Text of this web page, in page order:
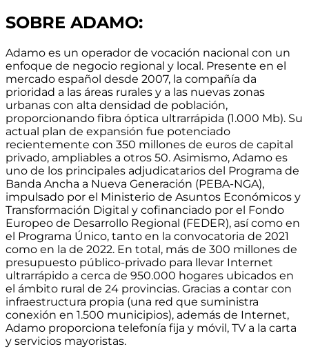
SOBRE ADAMO:
Adamo es un operador de vocación nacional con un
enfoque de negocio regional y local. Presente en el
mercado español desde 2007, la compañía da
prioridad a las áreas rurales y a las nuevas zonas
urbanas con alta densidad de población,
proporcionando fibra óptica ultrarrápida (1.000 Mb). Su
actual plan de expansión fue potenciado
recientemente con 350 millones de euros de capital
privado, ampliables a otros 50. Asimismo, Adamo es
uno de los principales adjudicatarios del Programa de
Banda Ancha a Nueva Generación (PEBA-NGA),
impulsado por el Ministerio de Asuntos Económicos y
Transformación Digital y cofinanciado por el Fondo
Europeo de Desarrollo Regional (FEDER), así como en
el Programa Único, tanto en la convocatoria de 2021
como en la de 2022. En total, más de 300 millones de
presupuesto público-privado para llevar Internet
ultrarrápido a cerca de 950.000 hogares ubicados en
el ámbito rural de 24 provincias. Gracias a contar con
infraestructura propia (una red que suministra
conexión en 1.500 municipios), además de Internet,
Adamo proporciona telefonía fija y móvil, TV a la carta
y servicios mayoristas.